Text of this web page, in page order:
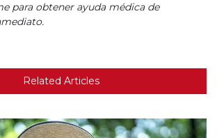
para obtener ayuda médica de
Related Articles